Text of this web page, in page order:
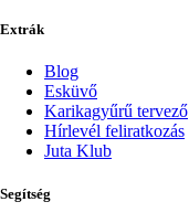
Extrák
Blog
Esküvő
Karikagyűrű tervező
Hírlevél feliratkozás
Juta Klub
Segítség